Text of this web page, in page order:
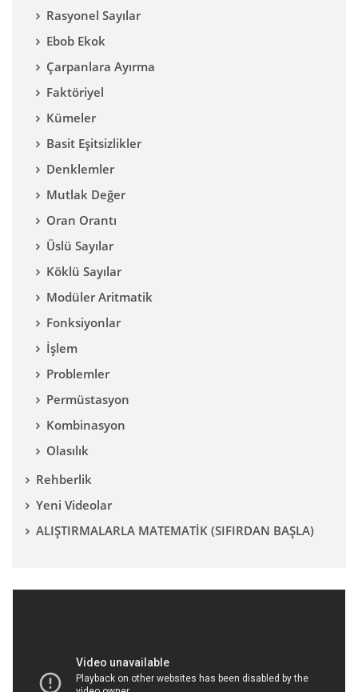
Rasyonel Sayılar
Ebob Ekok
Çarpanlara Ayırma
Faktöriyel
Kümeler
Basit Eşitsizlikler
Denklemler
Mutlak Değer
Oran Orantı
Üslü Sayılar
Köklü Sayılar
Modüler Aritmatik
Fonksiyonlar
İşlem
Problemler
Permüstasyon
Kombinasyon
Olasılık
Rehberlik
Yeni Videolar
ALIŞTIRMALARLA MATEMATİK (SIFIRDAN BAŞLA)